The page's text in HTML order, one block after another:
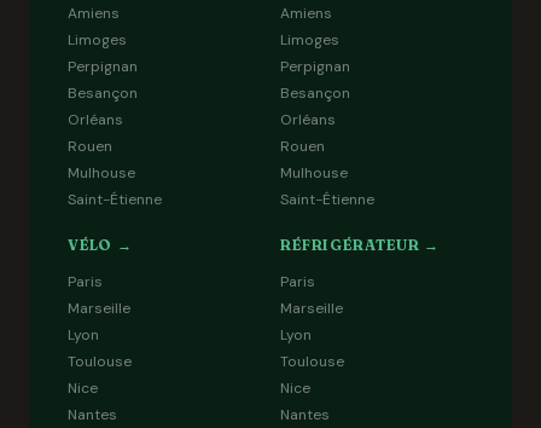
Amiens
Limoges
Perpignan
Besançon
Orléans
Rouen
Mulhouse
Saint-Étienne
Amiens
Limoges
Perpignan
Besançon
Orléans
Rouen
Mulhouse
Saint-Étienne
VÉLO →
Paris
Marseille
Lyon
Toulouse
Nice
Nantes
RÉFRIGÉRATEUR →
Paris
Marseille
Lyon
Toulouse
Nice
Nantes